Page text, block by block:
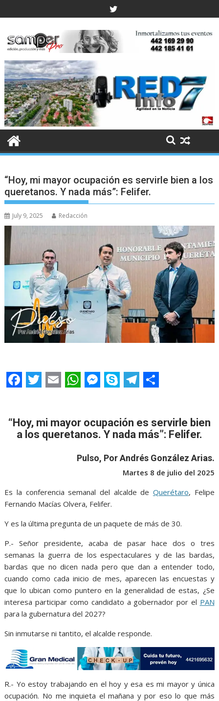
to
“Hoy, mi mayor ocupación es servirle bien a los
queretanos. Y nada más”: Felifer.
July 9, 2025 Redacción
c
o
k
i
t
r
a
i
a
t
p
p
s
s
e
g
e
r
y
p
e
l
e
g
r
a
a
r
e
“Hoy, mi mayor ocupación es servirle bien
a los queretanos. Y nada más”: Felifer.
Pulso, Por Andrés González Arias.
Martes 8 de julio del 2025
Es la conferencia semanal del alcalde de Querétaro, Felipe
Fernando Macías Olvera, Felifer.
Y es la última pregunta de un paquete de más de 30.
P.- Señor presidente, acaba de pasar hace dos o tres
semanas la guerra de los espectaculares y de las bardas,
bardas que no dicen nada pero que dan a entender todo,
cuando como cada inicio de mes, aparecen las encuestas y
que lo ubican como puntero en la generalidad de estas, ¿Se
interesa participar como candidato a gobernador por el PAN
para la gubernatura del 2027?
Sin inmutarse ni tantito, el alcalde responde.
R.- Yo estoy trabajando en el hoy y esa es mi mayor y única
ocupación. No me inquieta el mañana y por eso lo que más